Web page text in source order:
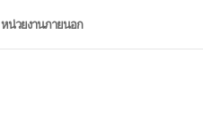
หน่วยงานภายนอก